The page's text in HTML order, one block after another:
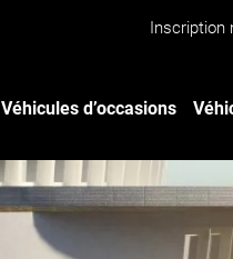
Inscription
Véhicules d’occasions